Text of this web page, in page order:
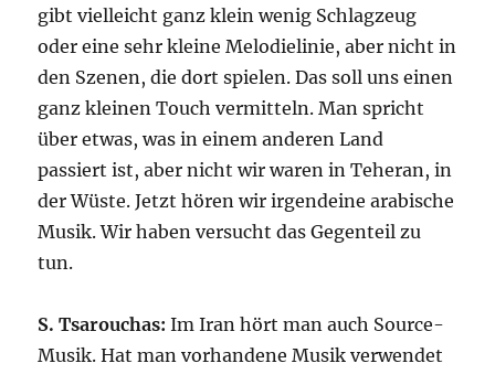
gibt vielleicht ganz klein wenig Schlagzeug
oder eine sehr kleine Melodielinie, aber nicht in
den Szenen, die dort spielen. Das soll uns einen
ganz kleinen Touch vermitteln. Man spricht
über etwas, was in einem anderen Land
passiert ist, aber nicht wir waren in Teheran, in
der Wüste. Jetzt hören wir irgendeine arabische
Musik. Wir haben versucht das Gegenteil zu
tun.
S. Tsarouchas: Im Iran hört man auch Source-
Musik. Hat man vorhandene Musik verwendet